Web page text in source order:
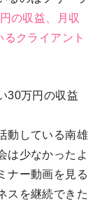
の収益、月収
クライアント
30万円の収益
動している南雄
は少なかったよ
ナー動画を見る
スを継続できた